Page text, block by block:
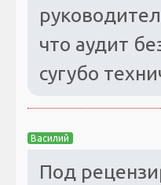
что аудит
сугубо
Василий
Под